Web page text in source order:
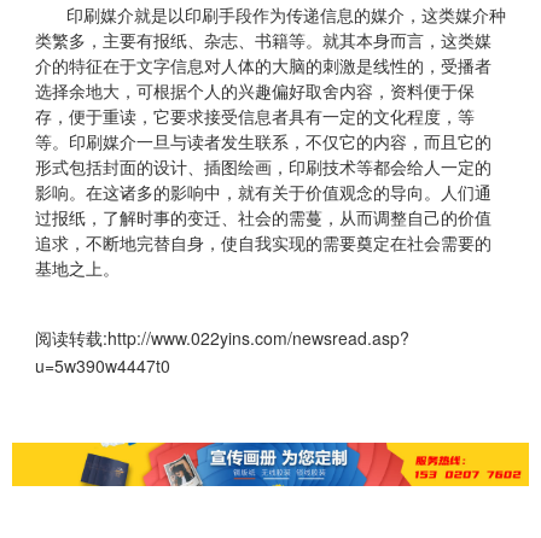
印刷媒介就是以印刷手段作为传递信息的媒介，这类媒介种
类繁多，主要有报纸、杂志、书籍等。就其本身而言，这类媒
介的特征在于文字信息对人体的大脑的刺激是线性的，受播者
选择余地大，可根据个人的兴趣偏好取舍内容，资料便于保
存，便于重读，它要求接受信息者具有一定的文化程度，等
等。印刷媒介一旦与读者发生联系，不仅它的内容，而且它的
形式包括封面的设计、插图绘画，印刷技术等都会给人一定的
影响。在这诸多的影响中，就有关于价值观念的导向。人们通
过报纸，了解时事的变迁、社会的需蔓，从而调整自己的价值
追求，不断地完替自身，使自我实现的需要奠定在社会需要的
基地之上。
阅读转载:http://www.022yins.com/newsread.asp?
u=5w390w4447t0